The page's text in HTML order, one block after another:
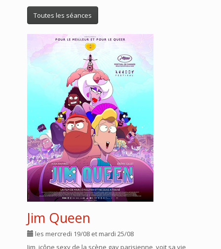
Toutes les séances
Jim Queen
les mercredi 19/08 et mardi 25/08
Jim, icône sexy de la scène gay parisienne, voit sa vie